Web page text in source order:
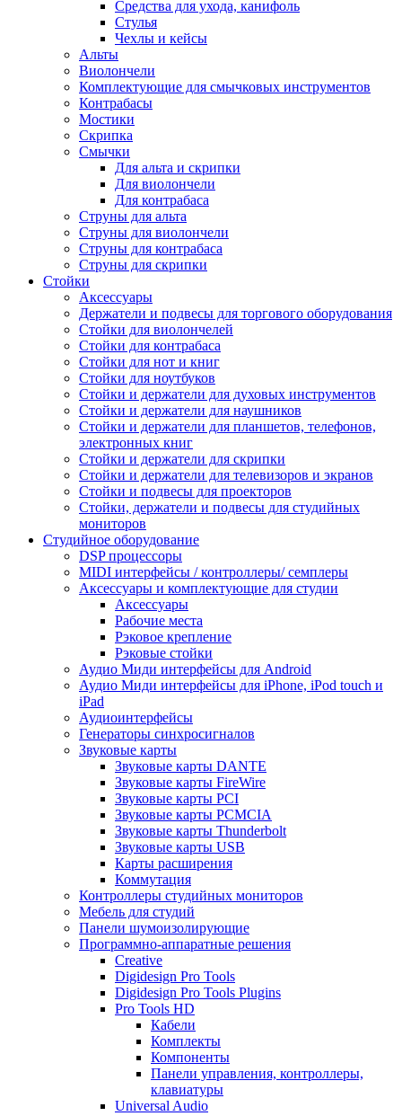
Средства для ухода, канифоль
Стулья
Чехлы и кейсы
Альты
Виолончели
Комплектующие для смычковых инструментов
Контрабасы
Мостики
Скрипка
Смычки
Для альта и скрипки
Для виолончели
Для контрабаса
Струны для альта
Струны для виолончели
Струны для контрабаса
Струны для скрипки
Стойки
Аксессуары
Держатели и подвесы для торгового оборудования
Стойки для виолончелей
Стойки для контрабаса
Стойки для нот и книг
Стойки для ноутбуков
Стойки и держатели для духовых инструментов
Стойки и держатели для наушников
Стойки и держатели для планшетов, телефонов,
электронных книг
Стойки и держатели для скрипки
Стойки и держатели для телевизоров и экранов
Стойки и подвесы для проекторов
Стойки, держатели и подвесы для студийных
мониторов
Студийное оборудование
DSP процессоры
MIDI интерфейсы / контроллеры/ семплеры
Аксессуары и комплектующие для студии
Аксессуары
Рабочие места
Рэковое крепление
Рэковые стойки
Аудио Миди интерфейсы для Android
Аудио Миди интерфейсы для iPhone, iPod touch и
iPad
Аудиоинтерфейсы
Генераторы синхросигналов
Звуковые карты
Звуковые карты DANTE
Звуковые карты FireWire
Звуковые карты PCI
Звуковые карты PCMCIA
Звуковые карты Thunderbolt
Звуковые карты USB
Карты расширения
Коммутация
Контроллеры студийных мониторов
Мебель для студий
Панели шумоизолирующие
Программно-аппаратные решения
Creative
Digidesign Pro Tools
Digidesign Pro Tools Plugins
Pro Tools HD
Кабели
Комплекты
Компоненты
Панели управления, контроллеры,
клавиатуры
Universal Audio